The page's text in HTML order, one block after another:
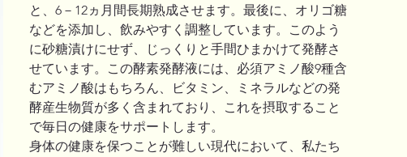
と、6－12ヵ月間長期熟成させます。最後に、オリゴ糖
などを添加し、飲みやすく調整しています。このよう
に砂糖漬けにせず、じっくりと手間ひまかけて発酵さ
せています。この酵素発酵液には、必須アミノ酸9種含
むアミノ酸はもちろん、ビタミン、ミネラルなどの発
酵産生物質が多く含まれており、これを摂取すること
で毎日の健康をサポートします。
身体の健康を保つことが難しい現代において、私たち